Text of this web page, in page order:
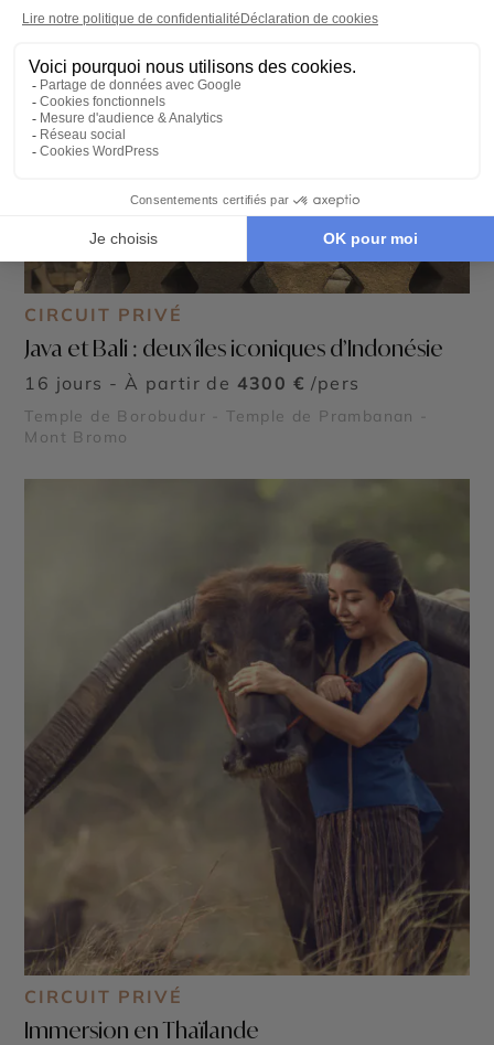
CIRCUIT PRIVÉ
Java et Bali : deux îles iconiques d’Indonésie
16 jours - À partir de 4300 € /pers
Temple de Borobudur - Temple de Prambanan -
Mont Bromo
CIRCUIT PRIVÉ
Immersion en Thaïlande